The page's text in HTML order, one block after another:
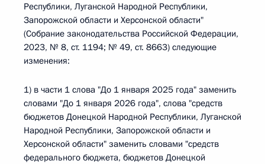
Республики, Луганской Народной Республики,
Запорожской области и Херсонской области"
(Собрание законодательства Российской Федерации,
2023, № 8, ст. 1194; № 49, ст. 8663) следующие
изменения:
1) в части 1 слова "До 1 января 2025 года" заменить
словами "До 1 января 2026 года", слова "средств
бюджетов Донецкой Народной Республики, Луганской
Народной Республики, Запорожской области и
Херсонской области" заменить словами "средств
федерального бюджета, бюджетов Донецкой